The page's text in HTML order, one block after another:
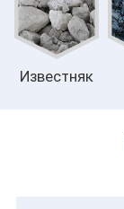
Известняк